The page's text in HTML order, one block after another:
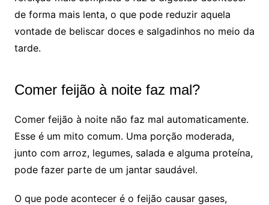
de forma mais lenta, o que pode reduzir aquela
vontade de beliscar doces e salgadinhos no meio da
tarde.
Comer feijão à noite faz mal?
Comer feijão à noite não faz mal automaticamente.
Esse é um mito comum. Uma porção moderada,
junto com arroz, legumes, salada e alguma proteína,
pode fazer parte de um jantar saudável.
O que pode acontecer é o feijão causar gases,